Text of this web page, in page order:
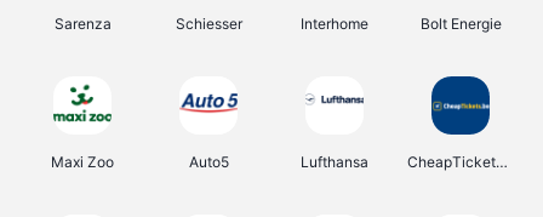
Sarenza Schiesser Interhome Bolt Energie
Maxi Zoo Auto5 Lufthansa CheapTickets.be